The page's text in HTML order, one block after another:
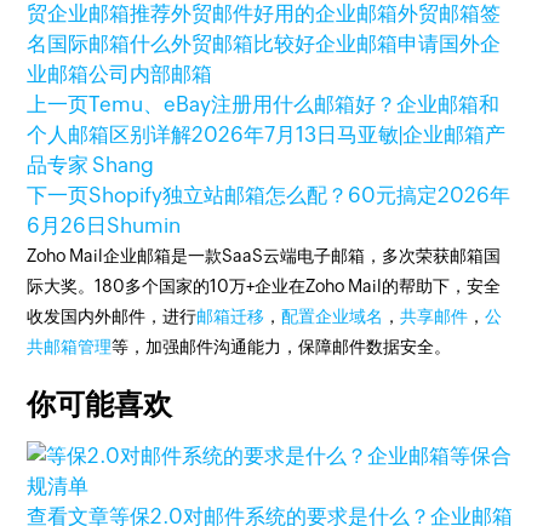
贸企业邮箱推荐外贸邮件好用的企业邮箱外贸邮箱签
名 国际邮箱什么外贸邮箱比较好企业邮箱申请国外企
业邮箱公司内部邮箱
上一页Temu、eBay注册用什么邮箱好？企业邮箱和
个人邮箱区别详解2026年7月13日马亚敏|企业邮箱产
品专家 Shang
下一页Shopify独立站邮箱怎么配？60元搞定2026年
6月26日 Shumin
Zoho Mail企业邮箱是一款SaaS云端电子邮箱，多次荣获邮箱国
际大奖。180多个国家的10万+企业在Zoho Mail的帮助下，安全
收发国内外邮件，进行邮箱迁移 ，配置企业域名 ，共享邮件 ，公
共邮箱管理等，加强邮件沟通能力，保障邮件数据安全。
你可能喜欢
查看文章等保2.0对邮件系统的要求是什么？企业邮箱